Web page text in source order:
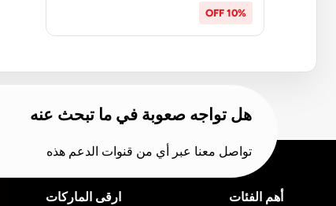
10% OFF
هل تواجه صعوبة في ما تبحث عنه
تواصل معنا عبر أي من قنوات الدعم هذه
أهم الفئات ارقى الماركات